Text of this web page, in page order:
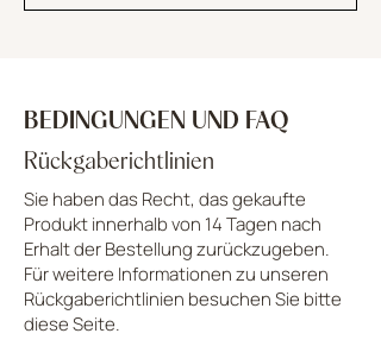
BEDINGUNGEN UND FAQ
Rückgaberichtlinien
Sie haben das Recht, das gekaufte
Produkt innerhalb von 14 Tagen nach
Erhalt der Bestellung zurückzugeben.
Für weitere Informationen zu unseren
Rückgaberichtlinien besuchen Sie bitte
diese Seite.